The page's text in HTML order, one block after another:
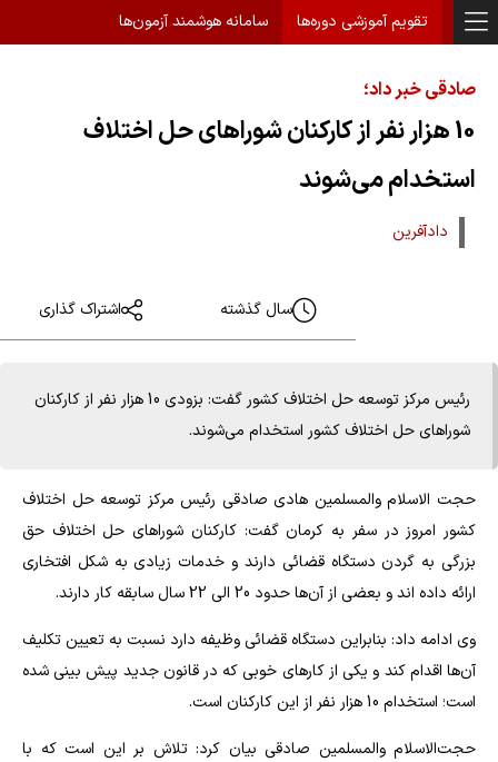
تقویم آموزشی دوره‌ها سامانه هوشمند آزمون‌ها
صادقی خبر داد؛
10 هزار نفر از کارکنان شوراهای حل اختلاف
استخدام می‌شوند
دادآفرین
سال گذشته اشتراک گذاری
رئیس مرکز توسعه حل اختلاف کشور گفت: بزودی 10 هزار نفر از کارکنان
شوراهای حل اختلاف کشور استخدام می‌شوند.
حجت الاسلام والمسلمین هادی صادقی رئیس مرکز توسعه حل اختلاف
کشور امروز در سفر به کرمان گفت: کارکنان شوراهای حل اختلاف حق
بزرگی به گردن دستگاه قضائی دارند و خدمات زیادی به شکل افتخاری
ارائه داده اند و بعضی از آن‌ها حدود 20 الی 22 سال سابقه کار دارند.
وی ادامه داد: بنابراین دستگاه قضائی وظیفه دارد نسبت به تعیین تکلیف
آن‌ها اقدام کند و یکی از کارهای خوبی که در قانون جدید پیش بینی شده
است؛ استخدام 10 هزار نفر از این کارکنان است.
حجت‌الاسلام والمسلمین صادقی بیان کرد: تلاش بر این است که با